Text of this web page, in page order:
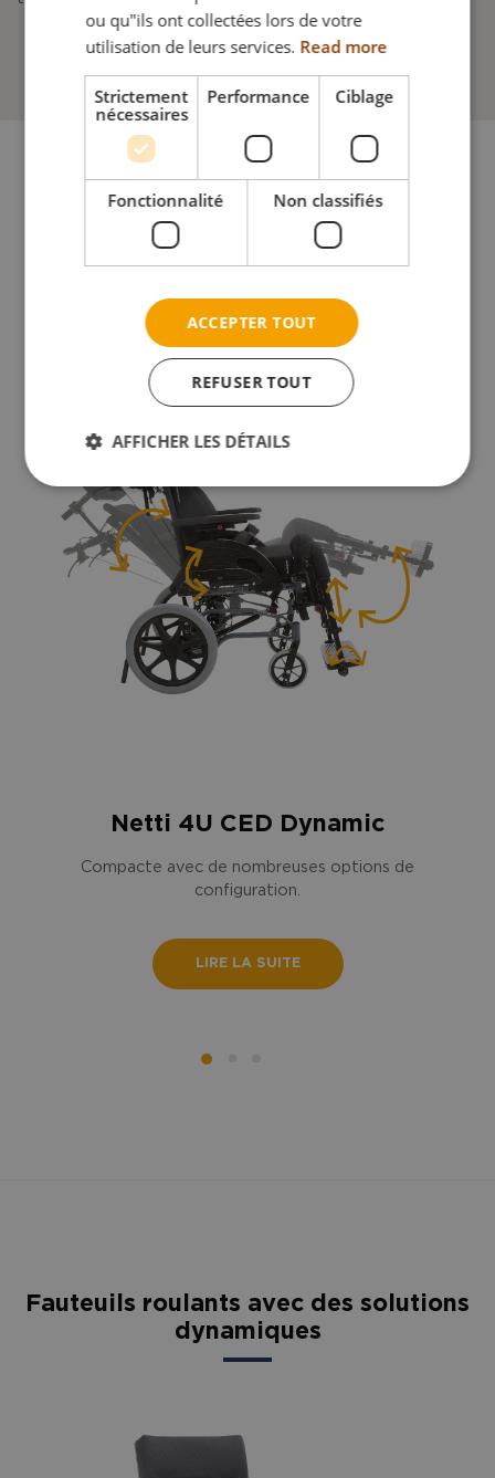
Fauteuils roulants dynamiques
Netti 4U CED Dynamic
Compacte avec de nombreuses options de
configuration.
LIRE LA SUITE
Fauteuils roulants avec des solutions
dynamiques
ou qu"ils ont collectées lors de votre
utilisation de leurs services. Read more
Strictement
nécessaires
Performance Ciblage
Fonctionnalité Non classifiés
ACCEPTER TOUT
REFUSER TOUT
AFFICHER LES DÉTAILS